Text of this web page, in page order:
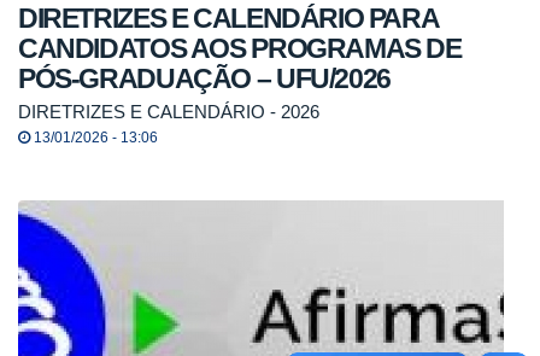
DIRETRIZES E CALENDÁRIO PARA
CANDIDATOS AOS PROGRAMAS DE
PÓS-GRADUAÇÃO – UFU/2026
DIRETRIZES E CALENDÁRIO - 2026
13/01/2026 - 13:06